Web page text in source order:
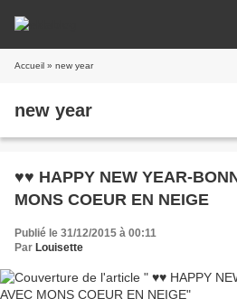
Accueil » new year
new year
♥♥ HAPPY NEW YEAR-
MONS COEUR EN NEIGE
Publié le 31/12/2015 à 00:11
Par Louisette